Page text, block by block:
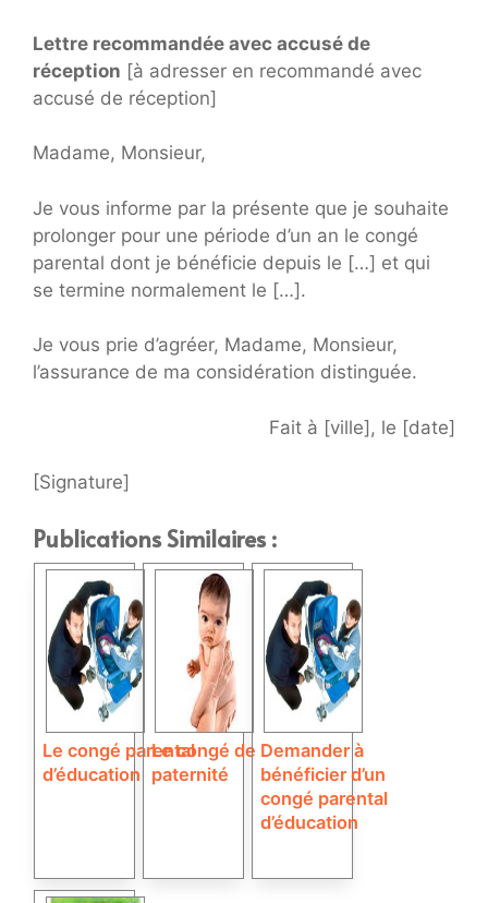
Lettre recommandée avec accusé de
réception [à adresser en recommandé avec
accusé de réception]
Madame, Monsieur,
Je vous informe par la présente que je souhaite
prolonger pour une période d’un an le congé
parental dont je bénéficie depuis le […] et qui
se termine normalement le […].
Je vous prie d’agréer, Madame, Monsieur,
l’assurance de ma considération distinguée.
Fait à [ville], le [date]
[Signature]
Publications Similaires :
Le congé parental
d’éducation
Le congé de
paternité
Demander à
bénéficier d’un
congé parental
d’éducation